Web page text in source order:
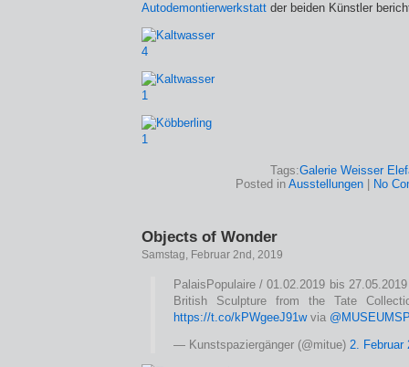
Autodemontierwerkstatt der beiden Künstler
Tags:Galerie Weisser
Posted in Ausstellungen| No
Objects of Wonder
Samstag, Februar 2nd, 2019
PalaisPopulaire / 01.02.2019 bis
British Sculpture from the Tate
https://t.co/kPWgeeJ91wvia
— Kunstspaziergänger (@mitue) 2. Februar